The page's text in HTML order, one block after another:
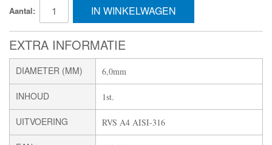
Aantal: IN WINKELWAGEN
EXTRA INFORMATIE
DIAMETER (MM) 6,0mm
INHOUD 1st.
UITVOERING RVS A4 AISI-316